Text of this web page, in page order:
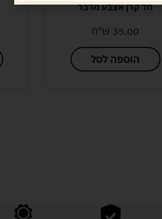
חד קרן אצבע מדבר
35.00 ש"ח
הוספה לסל